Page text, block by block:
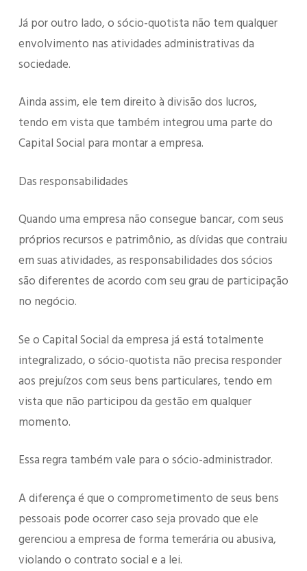
Já por outro lado, o sócio-quotista não tem qualquer
envolvimento nas atividades administrativas da
sociedade.
Ainda assim, ele tem direito à divisão dos lucros,
tendo em vista que também integrou uma parte do
Capital Social para montar a empresa.
Das responsabilidades
Quando uma empresa não consegue bancar, com seus
próprios recursos e patrimônio, as dívidas que contraiu
em suas atividades, as responsabilidades dos sócios
são diferentes de acordo com seu grau de participação
no negócio.
Se o Capital Social da empresa já está totalmente
integralizado, o sócio-quotista não precisa responder
aos prejuízos com seus bens particulares, tendo em
vista que não participou da gestão em qualquer
momento.
Essa regra também vale para o sócio-administrador.
A diferença é que o comprometimento de seus bens
pessoais pode ocorrer caso seja provado que ele
gerenciou a empresa de forma temerária ou abusiva,
violando o contrato social e a lei.